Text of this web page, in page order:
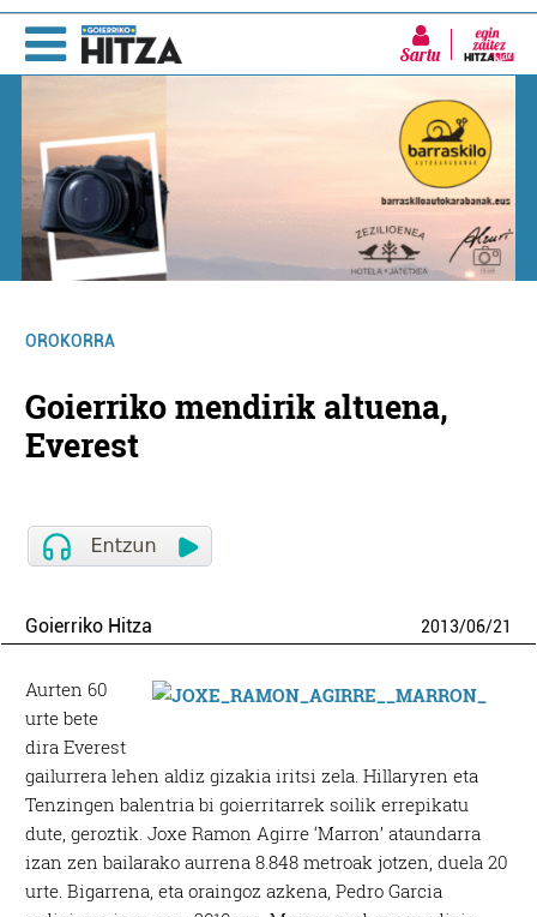
Sartu
OROKORRA
Goierriko mendirik altuena,
Everest
Goierriko Hitza 2013/06/21
Aurten 60
urte bete
dira Everest
gailurrera lehen aldiz gizakia iritsi zela. Hillaryren eta
Tenzingen balentria bi goierritarrek soilik errepikatu
dute, geroztik. Joxe Ramon Agirre ‘Marron’ ataundarra
izan zen bailarako aurrena 8.848 metroak jotzen, duela 20
urte. Bigarrena, eta oraingoz azkena, Pedro Garcia